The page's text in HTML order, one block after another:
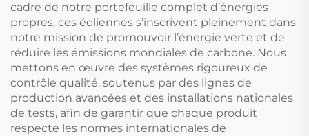
cadre de notre portefeuille complet d’énergies
propres, ces éoliennes s’inscrivent pleinement dans
notre mission de promouvoir l’énergie verte et de
réduire les émissions mondiales de carbone. Nous
mettons en œuvre des systèmes rigoureux de
contrôle qualité, soutenus par des lignes de
production avancées et des installations nationales
de tests, afin de garantir que chaque produit
respecte les normes internationales de